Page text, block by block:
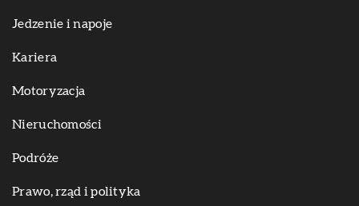
Jedzenie i napoje
Kariera
Motoryzacja
Nieruchomości
Podróże
Prawo, rząd i polityka